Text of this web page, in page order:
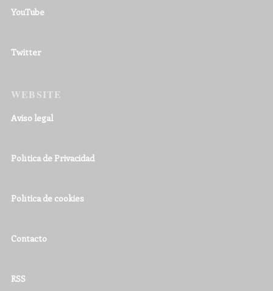
YouTube
Twitter
WEBSITE
Aviso legal
Política de Privacidad
Política de cookies
Contacto
RSS